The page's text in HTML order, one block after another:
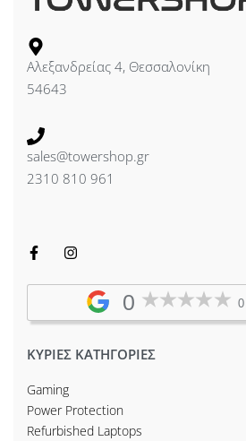
Αλεξανδρείας 4, Θεσσαλονίκη
54643
sales@towershop.gr
2310 810 961
0
ΚΥΡΙΕΣ ΚΑΤΗΓΟΡΙΕΣ
Gaming
Power Protection
Refurbished Laptops